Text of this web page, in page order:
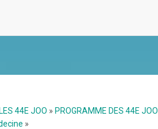
LES 44E JOO » PROGRAMME DES 44E JOO
»